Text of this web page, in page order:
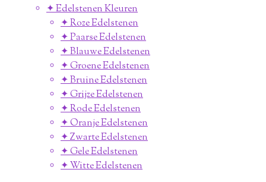
✦ Edelstenen Kleuren
✦ Roze Edelstenen
✦ Paarse Edelstenen
✦ Blauwe Edelstenen
✦ Groene Edelstenen
✦ Bruine Edelstenen
✦ Grijze Edelstenen
✦ Rode Edelstenen
✦ Oranje Edelstenen
✦ Zwarte Edelstenen
✦ Gele Edelstenen
✦ Witte Edelstenen